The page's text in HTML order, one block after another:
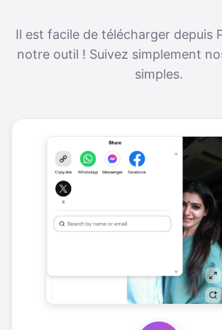
Il est facile de télécharger depuis
notre outil ! Suivez simplement
simples.